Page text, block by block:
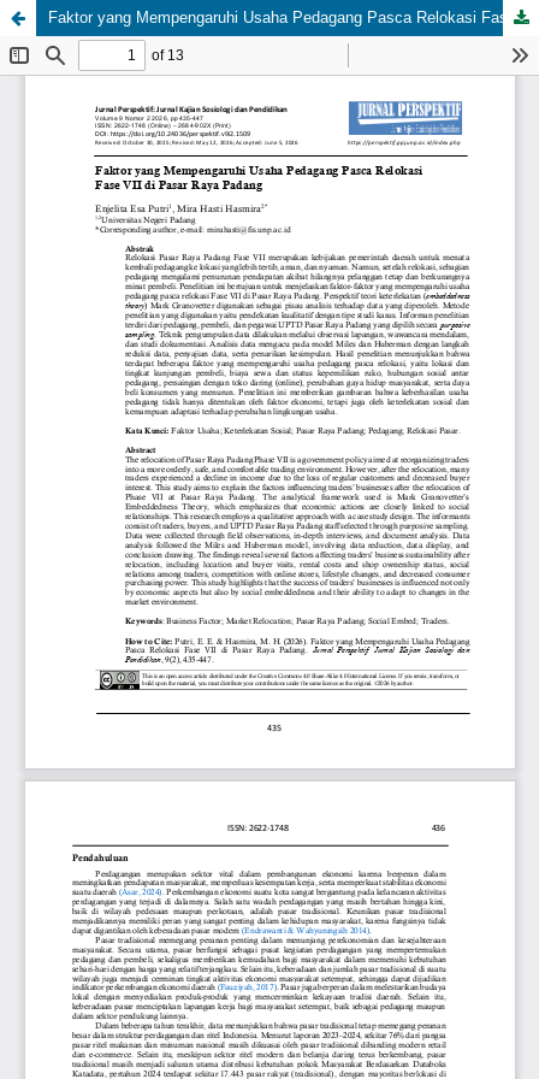
Faktor yang Mempengaruhi Usaha Pedagang Pasca Relokasi Fase VII di Pasar Raya Padang